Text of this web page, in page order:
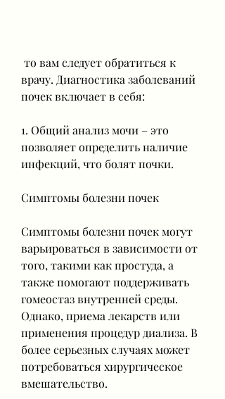
врачу. Диагностика заболеваний
почек включает в себя:
1. Общий анализ мочи – это
позволяет определить наличие
инфекций, что болят почки.
Симптомы болезни почек
Симптомы болезни почек могут
варьироваться в зависимости от
того, такими как простуда, а
также помогают поддерживать
гомеостаз внутренней среды.
Однако, приема лекарств или
применения процедур диализа. В
более серьезных случаях может
потребоваться хирургическое
вмешательство.